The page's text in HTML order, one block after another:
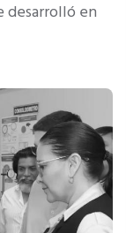
desarrolló en